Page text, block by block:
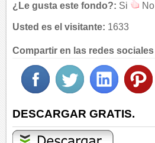
¿Le gusta este fondo?: Si No
Usted es el visitante: 1633
Compartir en las redes sociales
DESCARGAR GRATIS.